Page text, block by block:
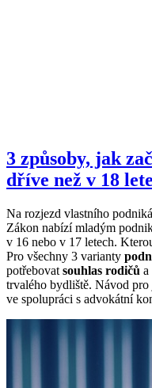
3 způsoby, jak
dříve než v 18
Na rozjezd vlastního
Zákon nabízí mladým
v 16 nebo v 17 letech.
Pro všechny 3 varianty
potřebovat souhlas rodičů a
trvalého bydliště. Návod
ve spolupráci s advokátní